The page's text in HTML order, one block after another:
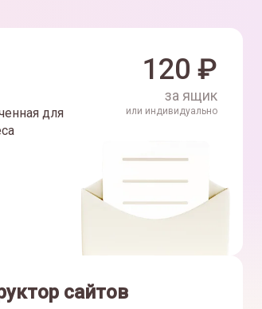
для
120 ₽
за ящик
или индивидуально
сайтов